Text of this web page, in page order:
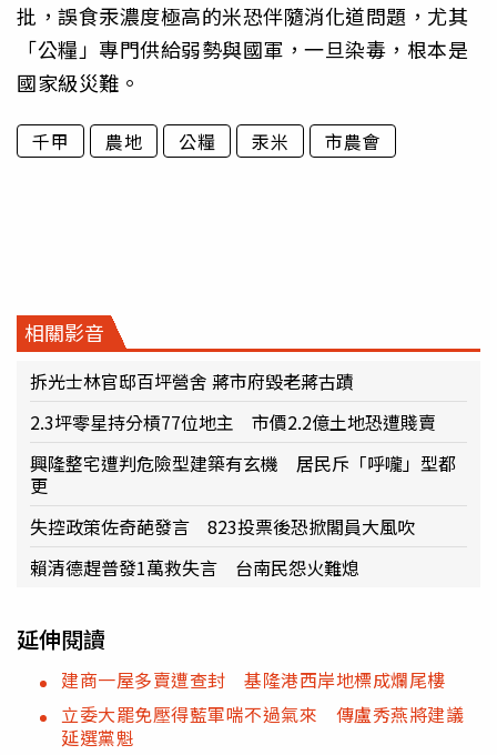
批，誤食汞濃度極高的米恐伴隨消化道問題，尤其
「公糧」專門供給弱勢與國軍，一旦染毒，根本是
國家級災難。
千甲 農地 公糧 汞米 市農會
相關影音
拆光士林官邸百坪營舍 蔣市府毀老蔣古蹟
2.3坪零星持分槓77位地主 市價2.2億土地恐遭賤賣
興隆整宅遭判危險型建築有玄機 居民斥「呼嚨」型都
更
失控政策佐奇葩發言 823投票後恐掀閣員大風吹
賴清德趕普發1萬救失言 台南民怨火難熄
延伸閱讀
建商一屋多賣遭查封 基隆港西岸地標成爛尾樓
立委大罷免壓得藍軍喘不過氣來 傳盧秀燕將建議
延選黨魁